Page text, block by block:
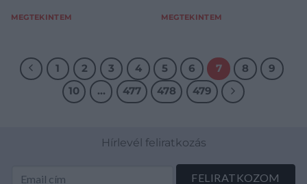
MEGTEKINTEM MEGTEKINTEM
1 2 3 4 5 6 7 8
9
10
… 477 478 479
Hírlevél feliratkozás